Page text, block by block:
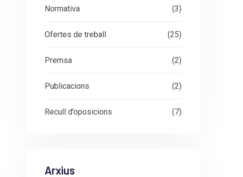
Normativa (3)
Ofertes de treball (25)
Premsa (2)
Publicacions (2)
Recull d’oposicions (7)
Arxius